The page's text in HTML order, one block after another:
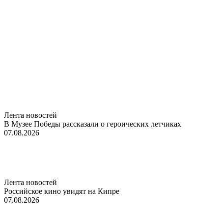
Лента новостей
В Музее Победы рассказали о героических летчиках
07.08.2026
Лента новостей
Российское кино увидят на Кипре
07.08.2026